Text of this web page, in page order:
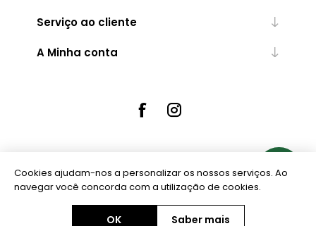
Serviço ao cliente
A Minha conta
Powered bynopCommerce
Copyright © 2026 Ourivesaria Central. Todos os direitos reservados.
Cookies ajudam-nos a personalizar os nossos serviços. Ao
navegar você concorda com a utilização de cookies.
OK Saber mais